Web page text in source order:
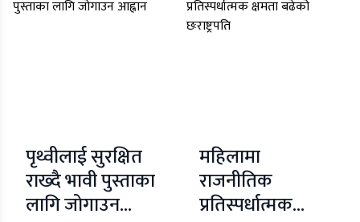
पृथ्वीलाई सुरक्षित
राख्दै भावी पुस्ताका
लागि जोगाउन
महिलामा
राजनीतिक
प्रतिस्पर्धात्मक